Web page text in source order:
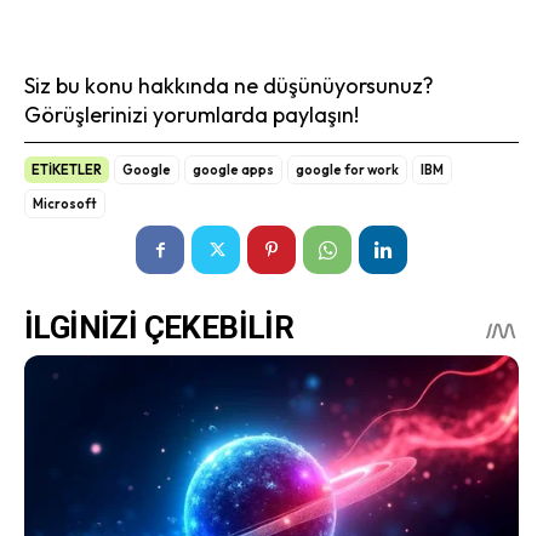
Siz bu konu hakkında ne düşünüyorsunuz?
Görüşlerinizi yorumlarda paylaşın!
ETİKETLER Google google apps google for work
IBM
Microsoft